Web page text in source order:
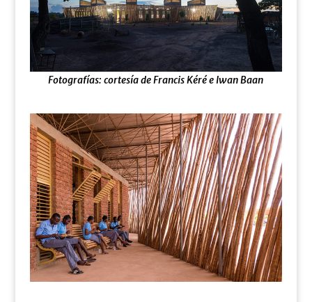
Fotografías: cortesía de Francis Kéré e Iwan Baan